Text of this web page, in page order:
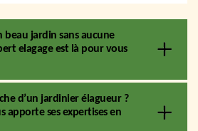
beau jardin sans aucune
elagage est là pour vous
d’un jardinier élagueur ?
apporte ses expertises en